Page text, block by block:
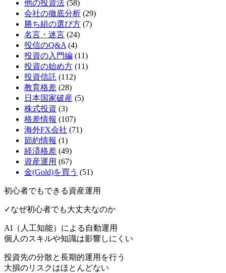
他の投資法 (58)
会社の徹底分析 (29)
勝ち組の選び方 (7)
名言・迷言 (24)
投信のQ&A (4)
投資の入門編 (11)
投資の始め方 (11)
投資信託 (112)
教育格差 (28)
日本国家破産 (5)
株式投資 (3)
格差情報 (107)
海外FX会社 (71)
節約情報 (1)
経済格差 (49)
資産運用 (67)
金(Gold)を買う (51)
初心者でもできる資産運用
✓なぜ初心者でも大丈夫なのか
AI（人工知能）による 自動運用
個人のスキルや知識は影響しにくい
投資先の分散と長期的運用を行う
大損のリスクはほとんどない